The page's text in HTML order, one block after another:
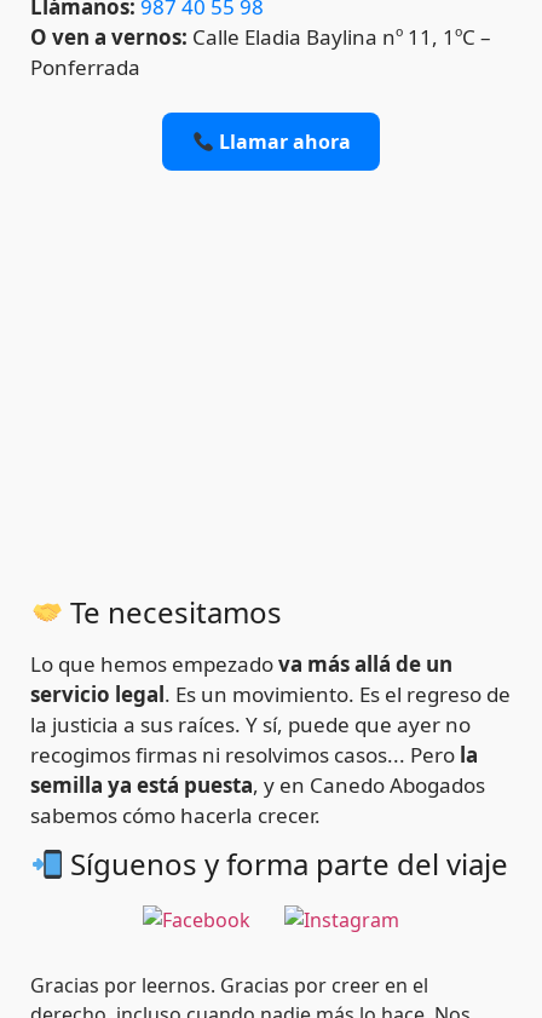
Llámanos: 987 40 55 98
O ven a vernos: Calle Eladia Baylina nº 11, 1ºC –
Ponferrada
Llamar ahora
Te necesitamos
Lo que hemos empezadova más allá de un
servicio legal. Es un movimiento. Es el regreso de
la justicia a sus raíces. Y sí, puede que ayer no
recogimos firmas ni resolvimos casos... Pero la
semilla ya está puesta, y en Canedo Abogados
sabemos cómo hacerla crecer.
Síguenos y forma parte del viaje
Gracias por leernos. Gracias por creer en el